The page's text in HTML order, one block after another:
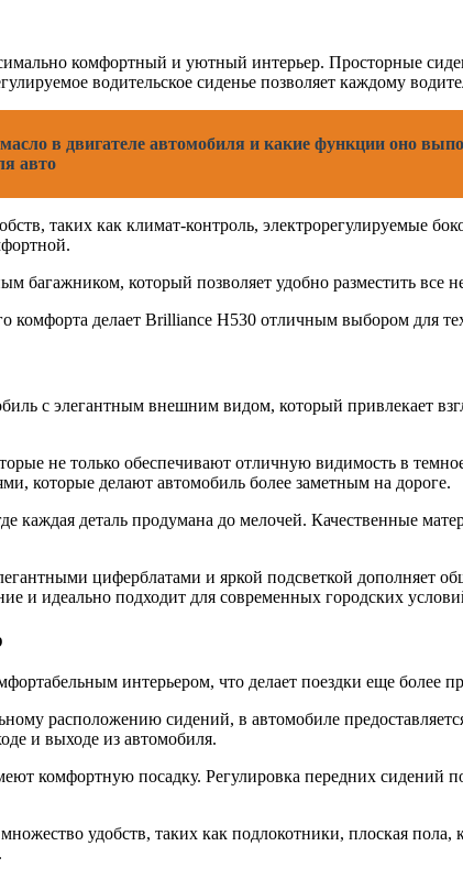
комфортный и уютный интерьер. Просторные
водительское сиденье позволяет каждому
в двигателе автомобиля и какие функции оно
авто
таких как климат-контроль, электрорегулируемые
багажником, который позволяет удобно разместить все
комфорта делает Brilliance H530 отличным выбором для
с элегантным внешним видом, который привлекает
не только обеспечивают отличную видимость в
которые делают автомобиль более заметным на дороге.
каждая деталь продумана до мелочей. Качественные
циферблатами и яркой подсветкой дополняет
и идеально подходит для современных городских
интерьером, что делает поездки еще более
расположению сидений, в автомобиле
и выходе из автомобиля.
комфортную посадку. Регулировка передних сидений
удобств, таких как подлокотники, плоская